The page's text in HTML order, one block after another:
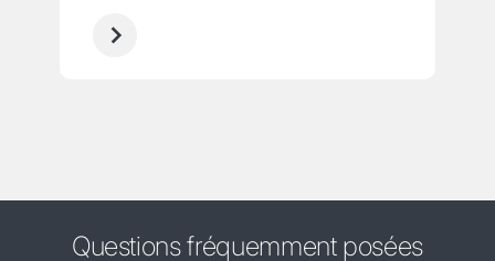
Questions fréquemment posées